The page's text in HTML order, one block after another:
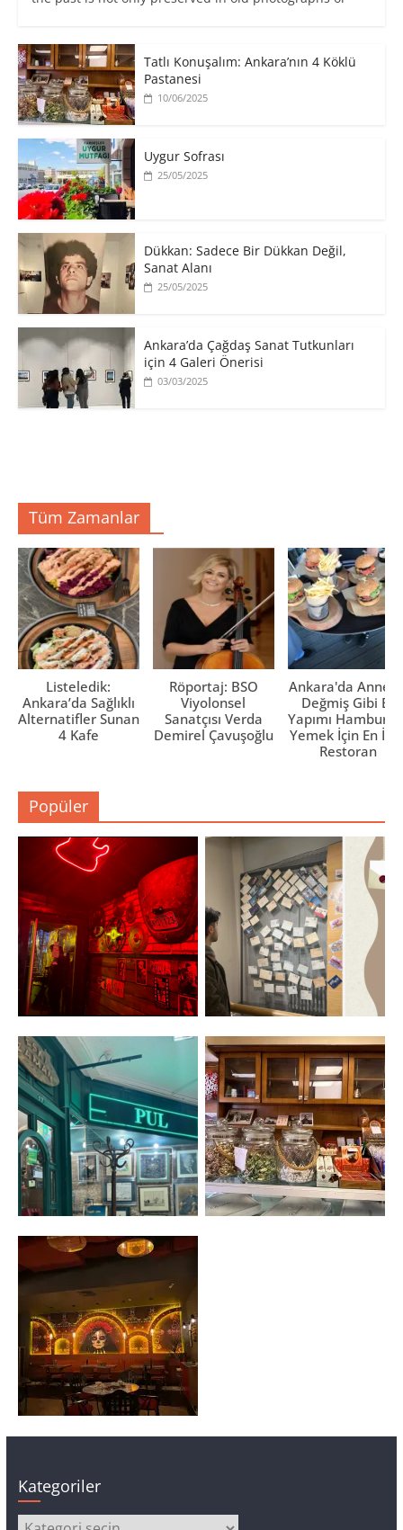
Tatlı Konuşalım: Ankara’nın 4 Köklü
Pastanesi
10/06/2025
Uygur Sofrası
25/05/2025
​Dükkan: Sadece Bir Dükkan Değil,
Sanat Alanı
25/05/2025
Ankara’da Çağdaş Sanat Tutkunları
için 4 Galeri Önerisi
03/03/2025
Tüm Zamanlar
Listeledik:
Ankara’da Sağlıklı
Alternatifler Sunan
4 Kafe
Röportaj: BSO
Viyolonsel
Sanatçısı Verda
Demirel Çavuşoğlu
Ankara'da Anne
Değmiş Gibi Ev
Yapımı
Yemek İçin En İyi
Restoran
Popüler
Kategoriler
Kategoriler